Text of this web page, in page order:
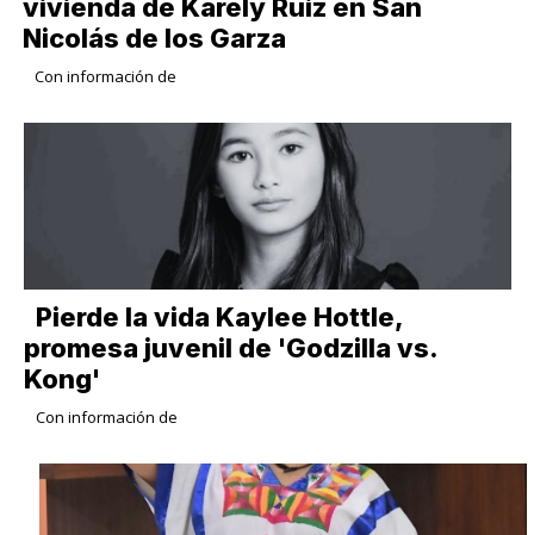
vivienda de Karely Ruiz en San
Nicolás de los Garza
Con información de
Pierde la vida Kaylee Hottle,
promesa juvenil de 'Godzilla vs.
Kong'
Con información de